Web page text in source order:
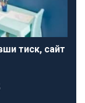
тиск, сайт